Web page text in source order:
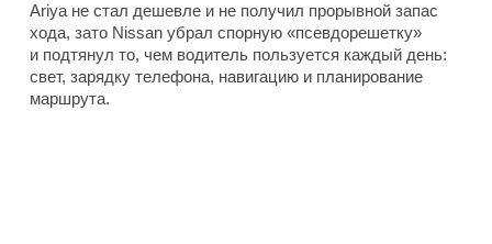
Ariya не стал дешевле и не получил прорывной запас
хода, зато Nissan убрал спорную «псевдорешетку»
и подтянул то, чем водитель пользуется каждый день:
свет, зарядку телефона, навигацию и планирование
маршрута.